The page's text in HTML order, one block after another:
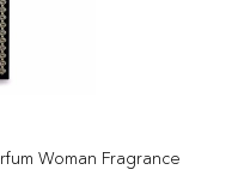
Woman Fragrance